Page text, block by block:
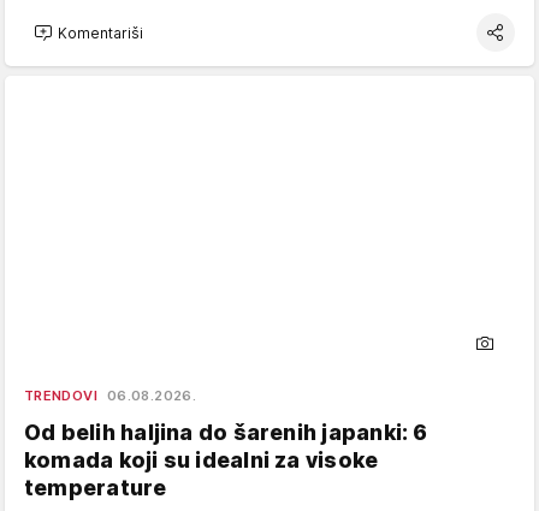
Komentariši
TRENDOVI 06.08.2026.
Od belih haljina do šarenih japanki: 6
komada koji su idealni za visoke
temperature